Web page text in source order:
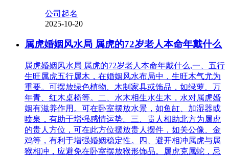
公司起名
2025-10-20
属虎婚姻风水局 属虎的72岁老人本命年戴什么
属虎婚姻风水局 属虎的72岁老人本命年戴什么,一、五行
生旺属虎五行属木，在婚姻风水布局中，生旺木气尤为
重要。可摆放绿色植物、木制家具或饰品，如绿萝、万
年青、红木桌椅等。二、水木相生水生木，水对属虎婚
姻有滋养作用。可在卧室摆放水景，如鱼缸、加湿器或
喷泉，有助于增强感情运势。三、贵人相助北方为属虎
的贵人方位，可在此方位摆放贵人摆件，如关公像、金
鸡等，有利于增强婚姻稳定性。四、避开相冲属虎与属
猴相冲，应避免在卧室摆放猴形饰品。属虎克属蛇，忌